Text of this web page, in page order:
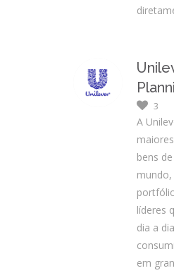
3
A
bens
líderes
dia a
em